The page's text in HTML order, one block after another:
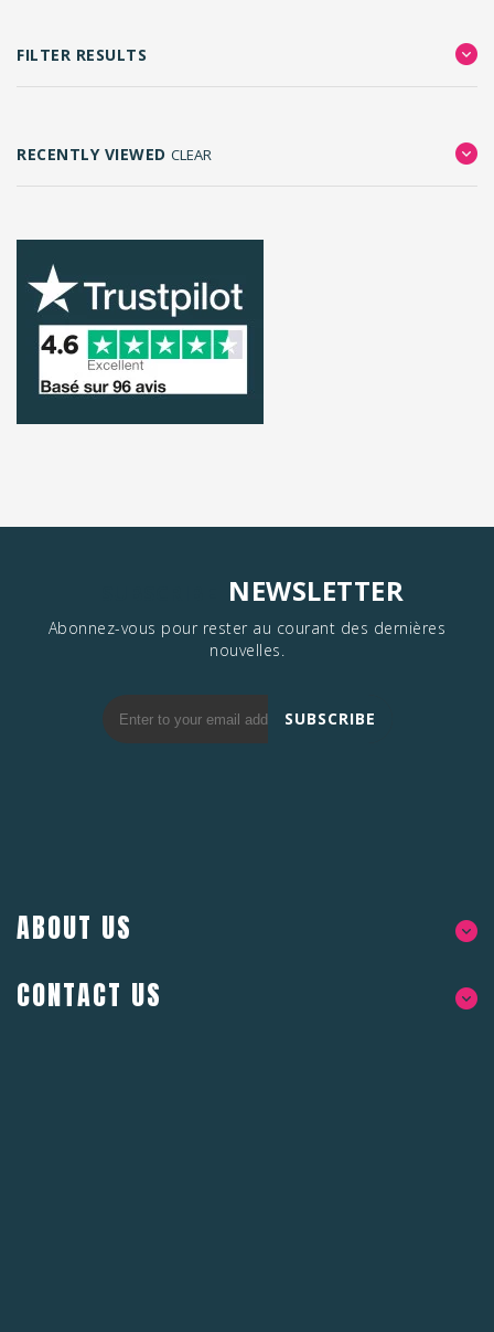
FILTER RESULTS
RECENTLY VIEWED CLEAR
NEWSLETTER
Abonnez-vous pour rester au courant des dernières
nouvelles.
SUBSCRIBE
ABOUT US
CONTACT US